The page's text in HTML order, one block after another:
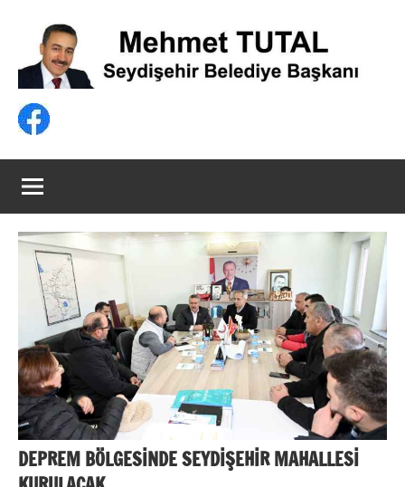
Mehmet
TUTAL
Belediye
DEPREM BÖLGESİNDE SEYDİŞEHİR MAHALLESİ